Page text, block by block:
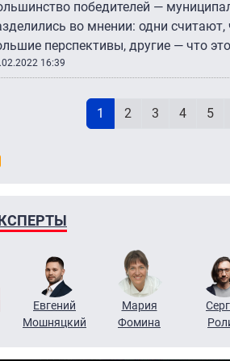
победителей —
во мнении: одни считают,
перспективы, другие — что
16:39
Текущая страница
1 Page
2 Page
3 Page
4 5
Евгений
Мошняцкий
Мария
Фомина